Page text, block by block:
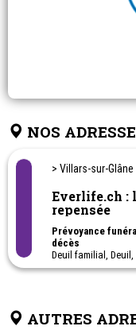
NOS
> Villars-sur-Glâne
Everlife.ch :
repensée
Prévoyance
décès
Deuil familial,
condoléances,
AUTRES